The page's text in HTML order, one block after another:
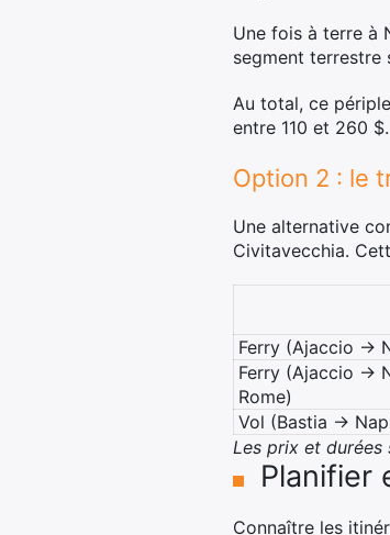
Une fois à terre à
segment terrestre
Au total, ce
entre 110 et 260 $.
Option 2 : le
Une alternative
Civitavecchia.
Ferry (Ajaccio ->
Ferry (Ajaccio ->
Rome)
Vol (Bastia ->
Les prix et durées
Planifier
Connaître les